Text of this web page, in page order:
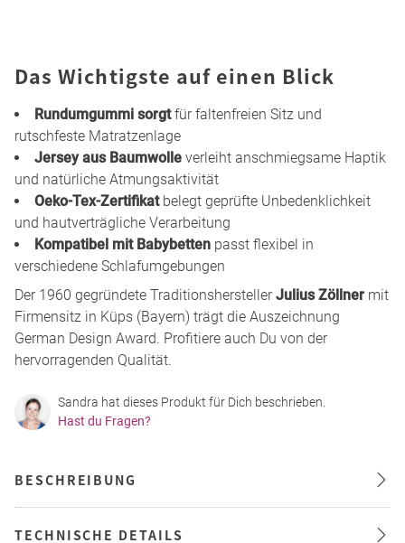
Das Wichtigste auf einen Blick
Rundumgummi sorgtfür faltenfreien Sitz und
rutschfeste Matratzenlage
Jersey aus Baumwolle verleiht anschmiegsame Haptik
und natürliche Atmungsaktivität
Oeko-Tex-Zertifikatbelegt geprüfte Unbedenklichkeit
und hautverträgliche Verarbeitung
Kompatibel mit Babybetten passt flexibel in
verschiedene Schlafumgebungen
Der 1960 gegründete TraditionsherstellerJulius Zöllner mit
Firmensitz in Küps (Bayern) trägt die Auszeichnung
German Design Award. Profitiere auch Du von der
hervorragenden Qualität.
Sandra hat dieses Produkt für Dich beschrieben.
Hast du Fragen?
BESCHREIBUNG
TECHNISCHE DETAILS